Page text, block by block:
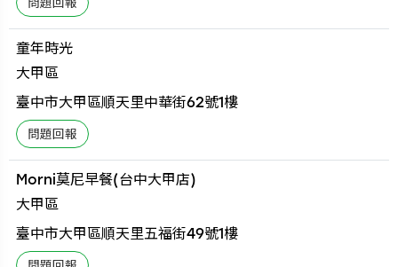
童年時光
大甲區
臺中市大甲區順天里中華街62號1樓
Morni莫尼早餐(台中大甲店)
大甲區
臺中市大甲區順天里五福街49號1樓